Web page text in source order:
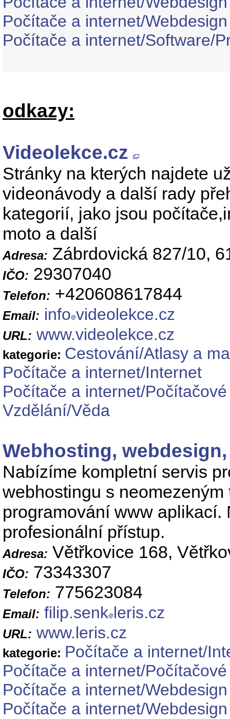
Počítače a internet/
Počítače a internet/Software/
odkazy:
Videolekce.cz
Stránky na kterých najdete
videonávody a další rady
kategorií, jako jsou
moto a další
Adresa: Zábrdovická 827/10,
IČO: 29307040
Telefon: +420608617844
Email: info videolekce.cz
URL: www.videolekce.cz
kategorie: Cestování/Atlasy a
Počítače a internet/Internet
Počítače a internet/
Vzdělání/Věda
Webhosting,
Nabízíme kompletní servis
webhostingu s
programování www
profesionální přístup.
Adresa: Větřkovice 168,
IČO: 73343307
Telefon: 775623084
Email: filip.senk leris.cz
URL: www.leris.cz
kategorie: Počítače a internet/
Počítače a internet/
Počítače a internet/
Počítače a internet/